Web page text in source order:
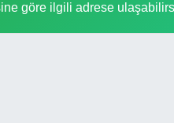
göre ilgili adrese